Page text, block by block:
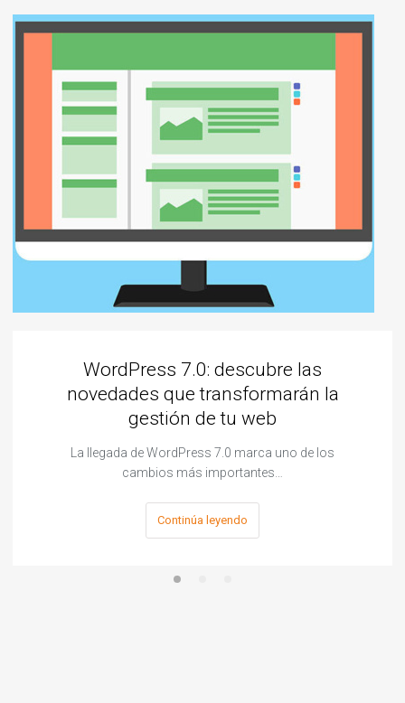
WordPress 7.0: descubre las
novedades que transformarán la
gestión de tu web
La llegada de WordPress 7.0 marca uno de los
cambios más importantes…
Continúa leyendo